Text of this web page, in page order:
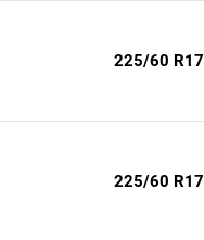
225/60 R17
225/60 R17